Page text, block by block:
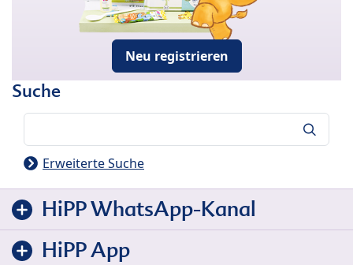
Neu registrieren
Suche
Erweiterte Suche
HiPP WhatsApp-Kanal
HiPP App